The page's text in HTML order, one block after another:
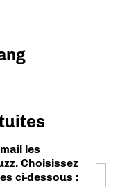
les
Choisissez
ci-dessous :